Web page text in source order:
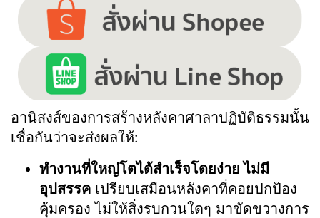
อานิสงส์ของการสร้างหลังคาศาลาปฏิบัติธรรมนั้น
เชื่อกันว่าจะส่งผลให้:
ทำงานที่ใหญ่โตได้สำเร็จโดยง่าย ไม่มี
อุปสรรค เปรียบเสมือนหลังคาที่คอยปกป้อง
คุ้มครอง ไม่ให้สิ่งรบกวนใดๆ มาขัดขวางการ